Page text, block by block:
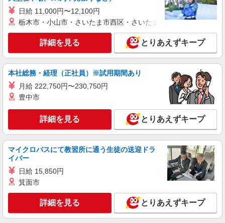
介護スタッフ
【実務者研修】 月給：269,500円 年収例：364
万円〜 【初任者研修・無資格】 月給：259,800円
年収例：351万円〜 ※職務手当、（東京都）居住
支援特別手当、日祝手当（月平均2回分）、夜勤手
当を含みます。 ※居住支援特別手当は勤続5年目
までの方はさらに1万円支給（再入社は除く） ◎
賞与：基本給2.08ヶ月分/年支給 ◎残業時は別途時
東京都板橋区大門7-5
キープ
正社員
SOMPOケア ラヴィーレ高島平/5004aa1
介護スタッフ
【介護福祉士】 月給：305,300円 年収例：410
万円〜 ※下記毎月平均的に支払われる手当を含み
ます。 ・職務手当 ・特別職務手当 ・特別地域手
当 ・（東京都）居住支援特別手当 ・働きがい向上
手当 ・特別夜勤手当 ・日祝手当（月平均2回分）
・夜勤手当（月平均5回分） ※居住支援特別手当
は勤続5年目までの方はさらに1万円支給（再入社
業時は別途時間外手当支給（超過1分〜）
東京都板橋区坂下3-5-2
キープ 詳細を見る
正社員
そんぽの家 板橋三園/1009aa1
介護スタッフ
日給 11,000円〜12,100円
栃木市・小山市・さいたま市西区・さいたま市岩槻区・久喜市・
詳細を見る とりあえずキープ
本社総務・経理（正社員）※試用期間あり
月給 222,750円〜230,750円
豊中市
詳細を見る とりあえずキープ
マイクロバスにて教習所に通う生徒の送迎ドラ
イバー
日給 15,850円
箕面市
詳細を見る とりあえずキープ